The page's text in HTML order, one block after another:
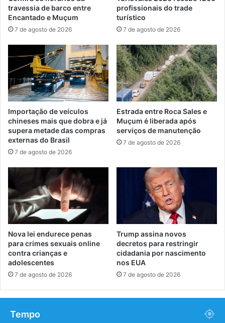
travessia de barco entre
Encantado e Muçum
7 de agosto de 2026
profissionais do trade
turístico
7 de agosto de 2026
Importação de veículos
chineses mais que dobra e já
supera metade das compras
externas do Brasil
7 de agosto de 2026
Estrada entre Roca Sales e
Muçum é liberada após
serviços de manutenção
7 de agosto de 2026
Nova lei endurece penas
para crimes sexuais online
contra crianças e
adolescentes
7 de agosto de 2026
Trump assina novos
decretos para restringir
cidadania por nascimento
nos EUA
7 de agosto de 2026
Tempo